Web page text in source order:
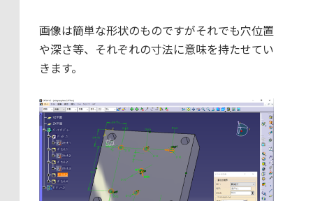
画像は簡単な形状のものですがそれでも穴位置
や深さ等、それぞれの寸法に意味を持たせてい
きます。